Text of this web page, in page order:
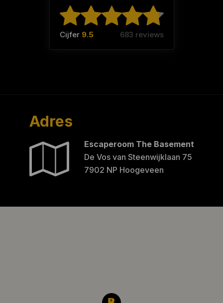
Cijfer 9.5 683 reviews
Adres
Escaperoom The Basement
De Vos van Steenwijklaan 75
7902 NP Hoogeveen